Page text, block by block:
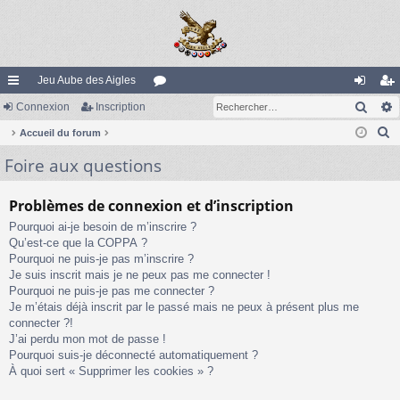
ac
co
ur
s
Jeu Aube des Aigles
m
on
ne
ns
cri
Connexion Inscription
Accueil du forum
Foire aux questions
Problèmes de connexion et d’inscription
Pourquoi ai-je besoin de m’inscrire ?
Qu’est-ce que la COPPA ?
Pourquoi ne puis-je pas m’inscrire ?
Je suis inscrit mais je ne peux pas me connecter !
Pourquoi ne puis-je pas me connecter ?
Je m’étais déjà inscrit par le passé mais ne peux à présent plus me
connecter ?!
J’ai perdu mon mot de passe !
Pourquoi suis-je déconnecté automatiquement ?
À quoi sert « Supprimer les cookies » ?